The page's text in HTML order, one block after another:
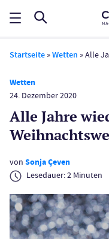
Startseite »Wetten »Alle
Wetten
24. Dezember 2020
Alle Jahre
von Sonja Çeven
Lesedauer:2 Minuten